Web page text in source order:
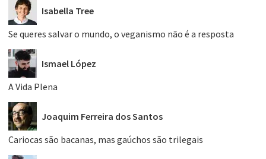
Isabella Tree
Se queres salvar o mundo, o veganismo não é a resposta
Ismael López
A Vida Plena
Joaquim Ferreira dos Santos
Cariocas são bacanas, mas gaúchos são trilegais